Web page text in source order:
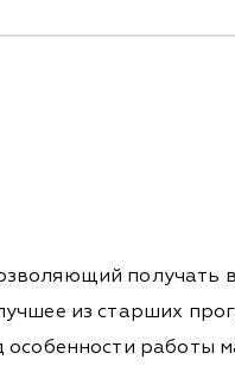
получать
из старших
работы